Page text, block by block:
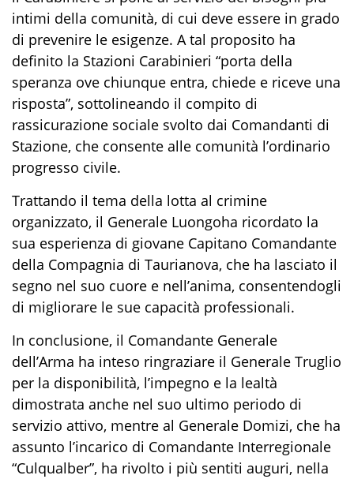
intimi della comunità, di cui deve essere in grado
di prevenire le esigenze. A tal proposito ha
definito la Stazioni Carabinieri “porta della
speranza ove chiunque entra, chiede e riceve una
risposta”, sottolineando il compito di
rassicurazione sociale svolto dai Comandanti di
Stazione, che consente alle comunità l’ordinario
progresso civile.
Trattando il tema della lotta al crimine
organizzato, il Generale Luongoha ricordato la
sua esperienza di giovane Capitano Comandante
della Compagnia di Taurianova, che ha lasciato il
segno nel suo cuore e nell’anima, consentendogli
di migliorare le sue capacità professionali.
In conclusione, il Comandante Generale
dell’Arma ha inteso ringraziare il Generale Truglio
per la disponibilità, l’impegno e la lealtà
dimostrata anche nel suo ultimo periodo di
servizio attivo, mentre al Generale Domizi, che ha
assunto l’incarico di Comandante Interregionale
“Culqualber”, ha rivolto i più sentiti auguri, nella